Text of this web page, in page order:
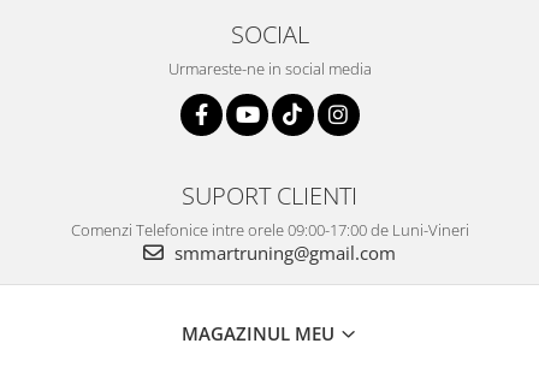
SOCIAL
Urmareste-ne in social media
SUPORT CLIENTI
Comenzi Telefonice intre orele 09:00-17:00 de Luni-Vineri
smmartruning@gmail.com
MAGAZINUL MEU